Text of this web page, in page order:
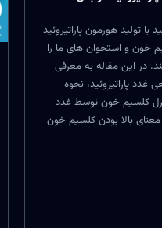
با تولید هورمون پاراتیروئید
خون و استخوان های ما را
در این مقاله به معرفی
غدد پاراتیروئید، نحوه
کلسیم خون توسط غدد
و معنای بالا بودن کلسیم خون